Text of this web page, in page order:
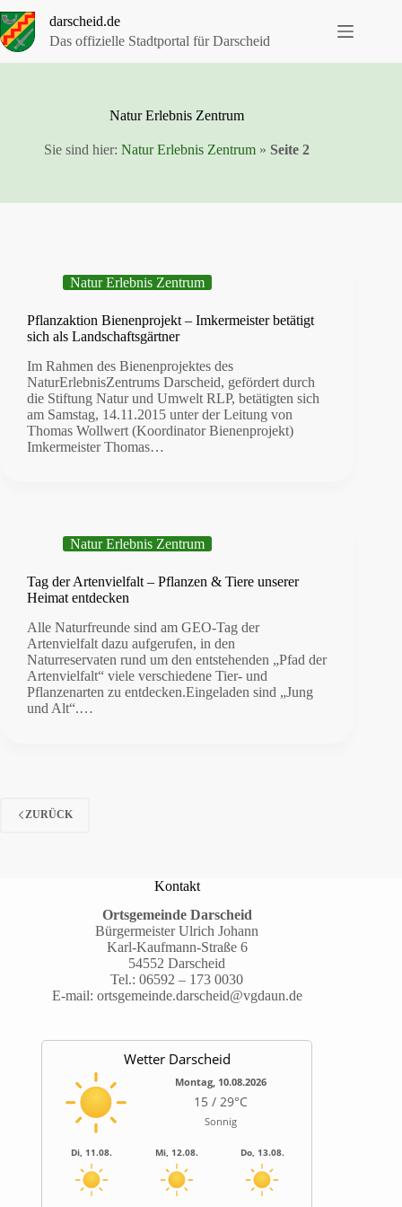
Inhalt
springen
darscheid.de
Das offizielle Stadtportal für Darscheid
Natur Erlebnis Zentrum
Sie sind hier:Natur Erlebnis Zentrum » Seite 2
Natur Erlebnis Zentrum
Pflanzaktion Bienenprojekt – Imkermeister betätigt
sich als Landschaftsgärtner
Im Rahmen des Bienenprojektes des
NaturErlebnisZentrums Darscheid, gefördert durch
die Stiftung Natur und Umwelt RLP, betätigten sich
am Samstag, 14.11.2015 unter der Leitung von
Thomas Wollwert (Koordinator Bienenprojekt)
Imkermeister Thomas…
Natur Erlebnis Zentrum
Tag der Artenvielfalt – Pflanzen & Tiere unserer
Heimat entdecken
Alle Naturfreunde sind am GEO-Tag der
Artenvielfalt dazu aufgerufen, in den
Naturreservaten rund um den entstehenden „Pfad der
Artenvielfalt“ viele verschiedene Tier- und
Pflanzenarten zu entdecken.Eingeladen sind „Jung
und Alt“.…
ZURÜCK
Kontakt
Ortsgemeinde Darscheid
Bürgermeister Ulrich Johann
Karl-Kaufmann-Straße 6
54552 Darscheid
Tel.:06592 – 173 0030
E-mail: ortsgemeinde.darscheid@vgdaun.de
Wetter Darscheid
Montag, 10.08.2026
15 / 29°C
Sonnig
Di, 11.08. Mi, 12.08. Do, 13.08.